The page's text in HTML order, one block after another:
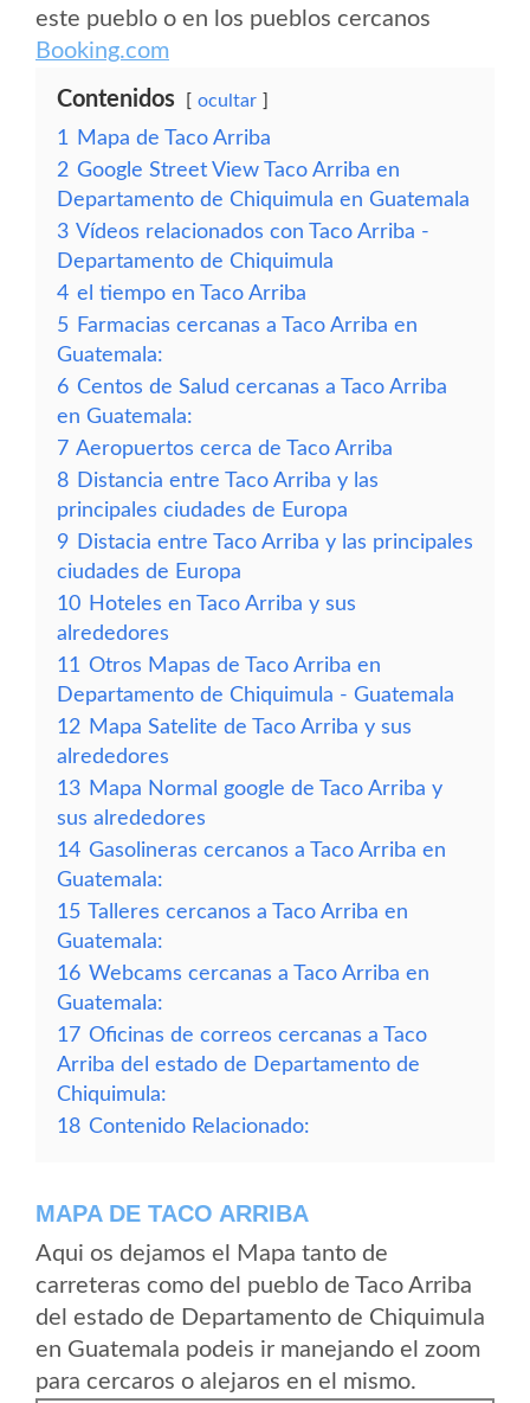
este pueblo o en los pueblos cercanos
Booking.com
Contenidos ocultar
1
Mapa de Taco Arriba
2 Google Street View Taco Arriba en
Departamento de Chiquimula en Guatemala
3 Vídeos relacionados con Taco Arriba -
Departamento de Chiquimula
4 el tiempo en Taco Arriba
5 Farmacias cercanas a Taco Arriba en
Guatemala:
6 Centos de Salud cercanas a Taco Arriba
en Guatemala:
7 Aeropuertos cerca de Taco Arriba
8 Distancia entre Taco Arriba y las
principales ciudades de Europa
9 Distacia entre Taco Arriba y las principales
ciudades de Europa
10 Hoteles en Taco Arriba y sus
alrededores
11 Otros Mapas de Taco Arriba en
Departamento de Chiquimula - Guatemala
12 Mapa Satelite de Taco Arriba y sus
alrededores
13 Mapa Normal google de Taco Arriba y
sus alrededores
14 Gasolineras cercanos a Taco Arriba en
Guatemala:
15 Talleres cercanos a Taco Arriba en
Guatemala:
16 Webcams cercanas a Taco Arriba en
Guatemala:
17 Oficinas de correos cercanas a Taco
Arriba del estado de Departamento de
Chiquimula:
18 Contenido Relacionado:
MAPA DE TACO ARRIBA
Aqui os dejamos el Mapa tanto de
carreteras como del pueblo de Taco Arriba
del estado de Departamento de Chiquimula
en Guatemala podeis ir manejando el zoom
para cercaros o alejaros en el mismo.